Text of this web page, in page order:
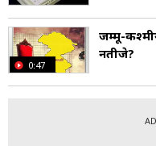
0:47
जम्मू-
नतीजे?